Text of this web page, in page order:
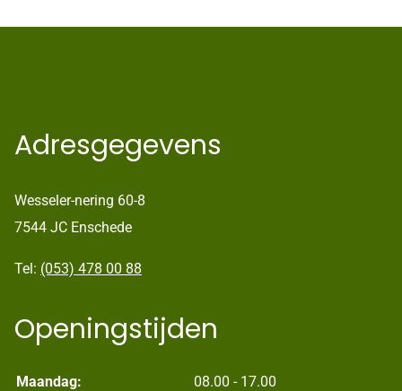
Adresgegevens
Wesseler-nering 60-8
7544 JC Enschede
Tel: (053) 478 00 88
Openingstijden
Maandag:
08.00 - 17.00